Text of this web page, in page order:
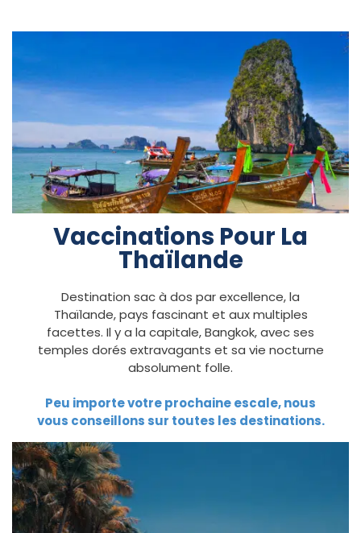
Vaccinations Pour La
Thaïlande
Destination sac à dos par excellence, la
Thaïlande, pays fascinant et aux multiples
facettes. Il y a la capitale, Bangkok, avec ses
temples dorés extravagants et sa vie nocturne
absolument folle.
Peu importe votre prochaine escale, nous
vous conseillons sur toutes les destinations.